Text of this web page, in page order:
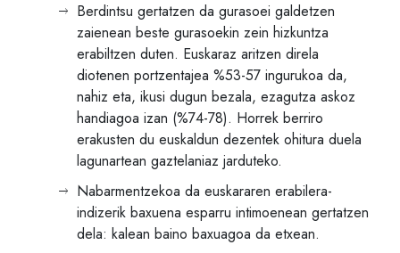
Berdintsu gertatzen da gurasoei galdetzen
zaienean beste gurasoekin zein hizkuntza
erabiltzen duten. Euskaraz aritzen direla
diotenen portzentajea %53-57 ingurukoa da,
nahiz eta, ikusi dugun bezala, ezagutza askoz
handiagoa izan (%74-78). Horrek berriro
erakusten du euskaldun dezentek ohitura duela
lagunartean gaztelaniaz jarduteko.
Nabarmentzekoa da euskararen erabilera-
indizerik baxuena esparru intimoenean gertatzen
dela: kalean baino baxuagoa da etxean.